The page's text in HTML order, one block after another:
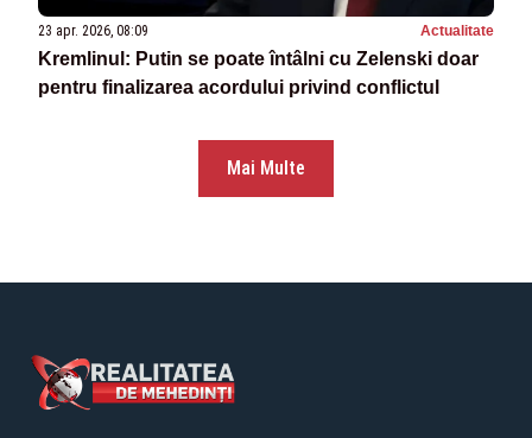
23 apr. 2026, 08:09 Actualitate
Kremlinul: Putin se poate întâlni cu Zelenski doar
pentru finalizarea acordului privind conflictul
Mai Multe